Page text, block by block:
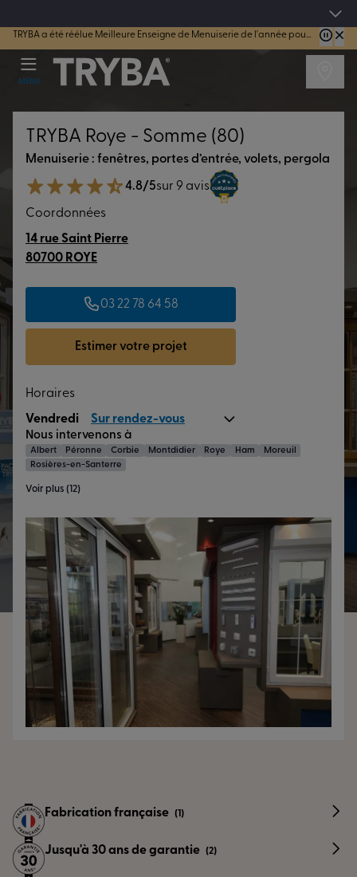
Les jours tentation : Jusqu'à -15% sur vos fenêtres, portes, volets et pergolas
MENU
TRYBA Roye - Somme (80)
Menuiserie : fenêtres, portes d’entrée, volets, pergola
4.8/5sur 9 avis
Coordonnées
14 rue Saint Pierre
80700 ROYE
03 22 78 64 58
Estimer votre projet
Horaires
Vendredi
Sur rendez-vous
Nous intervenons à
Albert Péronne Corbie Montdidier Roye Ham
Moreuil
Rosières-en-Santerre
Voir plus (12)
Fabrication française (1)
Jusqu'à 30 ans de garantie (2)